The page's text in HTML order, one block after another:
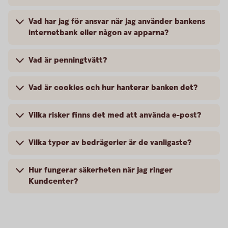
Vad har jag för ansvar när jag använder bankens
internetbank eller någon av apparna?
Vad är penningtvätt?
Vad är cookies och hur hanterar banken det?
Vilka risker finns det med att använda e-post?
Vilka typer av bedrägerier är de vanligaste?
Hur fungerar säkerheten när jag ringer
Kundcenter?